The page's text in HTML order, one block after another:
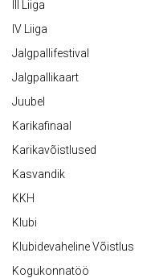
III Liiga
IV Liiga
Jalgpallifestival
Jalgpallikaart
Juubel
Karikafinaal
Karikavõistlused
Kasvandik
KKH
Klubi
Klubidevaheline Võistlus
Kogukonnatöö